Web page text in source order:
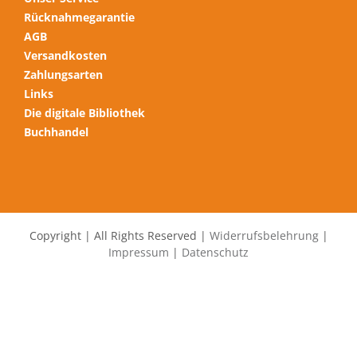
Rücknahmegarantie
AGB
Versandkosten
Zahlungsarten
Links
Die digitale Bibliothek
Buchhandel
Copyright | All Rights Reserved | Widerrufsbelehrung|
Impressum | Datenschutz